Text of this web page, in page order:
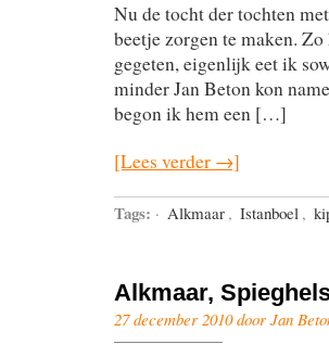
Nu de tocht der tochten
beetje zorgen te maken.
gegeten, eigenlijk eet ik
minder Jan Beton kon
begon ik hem een […]
[Lees verder →]
Tags: · Alkmaar , Istanboel ,
Alkmaar,
27 december 2010 door Jan